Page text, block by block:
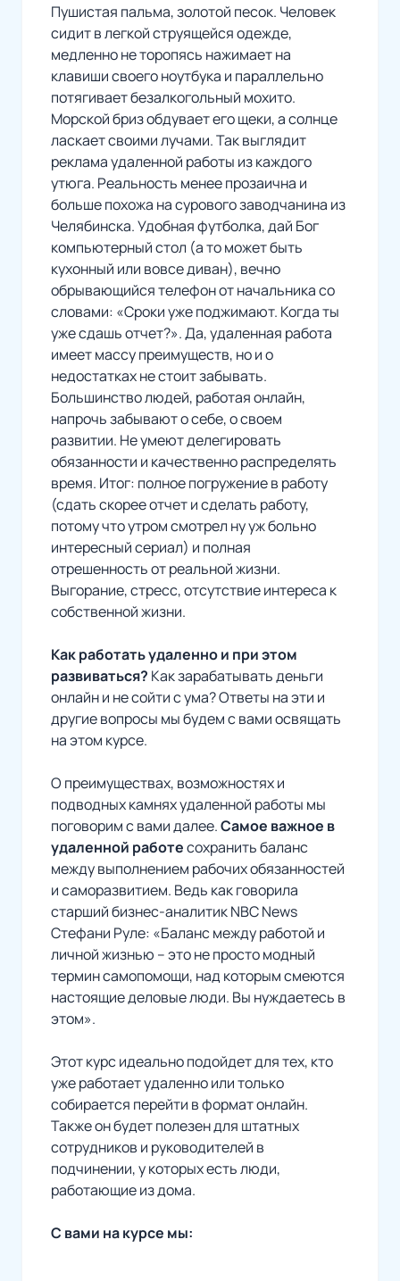
Пушистая пальма, золотой песок. Человек
сидит в легкой струящейся одежде,
медленно не торопясь нажимает на
клавиши своего ноутбука и параллельно
потягивает безалкогольный мохито.
Морской бриз обдувает его щеки, а солнце
ласкает своими лучами. Так выглядит
реклама удаленной работы из каждого
утюга. Реальность менее прозаична и
больше похожа на сурового заводчанина из
Челябинска. Удобная футболка, дай Бог
компьютерный стол (а то может быть
кухонный или вовсе диван), вечно
обрывающийся телефон от начальника со
словами: «Сроки уже поджимают. Когда ты
уже сдашь отчет?». Да, удаленная работа
имеет массу преимуществ, но и о
недостатках не стоит забывать.
Большинство людей, работая онлайн,
напрочь забывают о себе, о своем
развитии. Не умеют делегировать
обязанности и качественно распределять
время. Итог: полное погружение в работу
(сдать скорее отчет и сделать работу,
потому что утром смотрел ну уж больно
интересный сериал) и полная
отрешенность от реальной жизни.
Выгорание, стресс, отсутствие интереса к
собственной жизни.
Как работать удаленно и при этом
развиваться? Как зарабатывать деньги
онлайн и не сойти с ума? Ответы на эти и
другие вопросы мы будем с вами освящать
на этом курсе.
О преимуществах, возможностях и
подводных камнях удаленной работы мы
поговорим с вами далее.Самое важное в
удаленной работесохранить баланс
между выполнением рабочих обязанностей
и саморазвитием. Ведь как говорила
старший бизнес-аналитик NBC News
Стефани Руле: «Баланс между работой и
личной жизнью – это не просто модный
термин самопомощи, над которым смеются
настоящие деловые люди. Вы нуждаетесь в
этом».
Этот курс идеально подойдет для тех, кто
уже работает удаленно или только
собирается перейти в формат онлайн.
Также он будет полезен для штатных
сотрудников и руководителей в
подчинении, у которых есть люди,
работающие из дома.
С вами на курсе мы: